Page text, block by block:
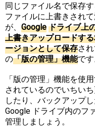
同じファイル名で保存
ファイルに上書きされ
が、 Google ドライブ上
上書きアップロードする
ージョンとして保存さ
の「版の管理」機能です
「版の管理」機能を使
されているのでいちい
したり、バックアップ
Google ドライブ内のフ
管理しましょう。